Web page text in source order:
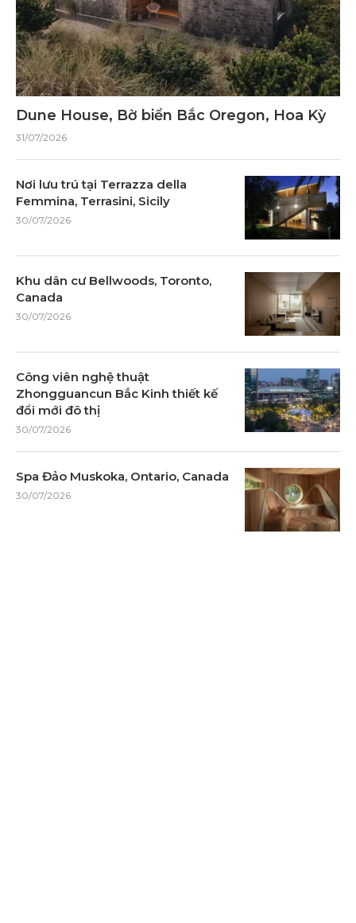
Dune House, Bờ biển Bắc Oregon, Hoa Kỳ
31/07/2026
Nơi lưu trú tại Terrazza della
Femmina, Terrasini, Sicily
30/07/2026
Khu dân cư Bellwoods, Toronto,
Canada
30/07/2026
Công viên nghệ thuật
Zhongguancun Bắc Kinh thiết kế
đổi mới đô thị
30/07/2026
Spa Đảo Muskoka, Ontario, Canada
30/07/2026